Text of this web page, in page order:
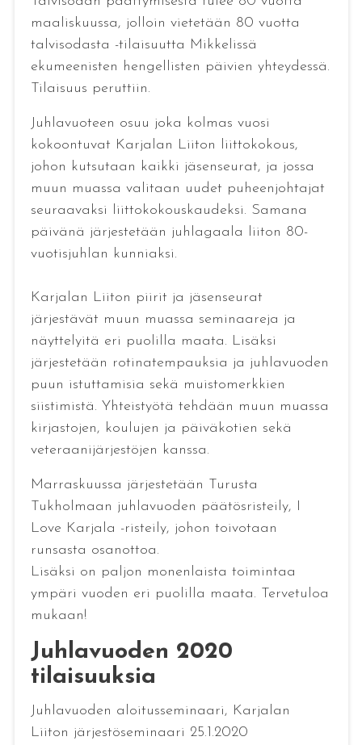
maaliskuussa, jolloin vietetään 80 vuotta
talvisodasta -tilaisuutta Mikkelissä
ekumeenisten hengellisten päivien yhteydessä.
Tilaisuus peruttiin.
Juhlavuoteen osuu joka kolmas vuosi
kokoontuvat Karjalan Liiton liittokokous,
johon kutsutaan kaikki jäsenseurat, ja jossa
muun muassa valitaan uudet puheenjohtajat
seuraavaksi liittokokouskaudeksi. Samana
päivänä järjestetään juhlagaala liiton 80-
vuotisjuhlan kunniaksi.
Karjalan Liiton piirit ja jäsenseurat
järjestävät muun muassa seminaareja ja
näyttelyitä eri puolilla maata. Lisäksi
järjestetään rotinatempauksia ja juhlavuoden
puun istuttamisia sekä muistomerkkien
siistimistä. Yhteistyötä tehdään muun muassa
kirjastojen, koulujen ja päiväkotien sekä
veteraanijärjestöjen kanssa.
Marraskuussa järjestetään Turusta
Tukholmaan juhlavuoden päätösristeily, I
Love Karjala -risteily, johon toivotaan
runsasta osanottoa.
Lisäksi on paljon monenlaista toimintaa
ympäri vuoden eri puolilla maata. Tervetuloa
mukaan!
Juhlavuoden 2020
tilaisuuksia
Juhlavuoden aloitusseminaari, Karjalan
Liiton järjestöseminaari 25.1.2020